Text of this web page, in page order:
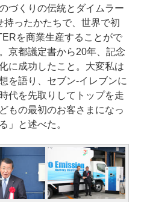
づくりの伝統とダイムラー
ったかたちで、世界で初
を商業生産することがで
京都議定書から20年、記念
に成功したこと。大変私は
を語り、セブン-イレブンに
代を先取りしてトップを走
もの最初のお客さまになっ
」と述べた。